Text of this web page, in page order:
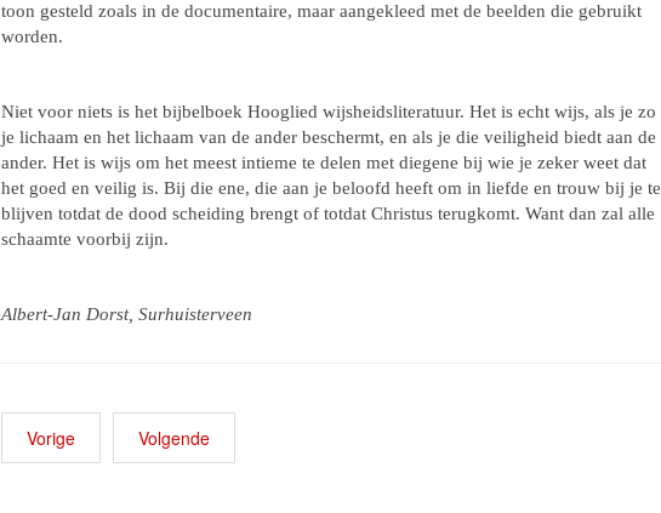
toon gesteld zoals in de documentaire, maar aangekleed met de beelden die gebruikt
worden.
Niet voor niets is het bijbelboek Hooglied wijsheidsliteratuur. Het is echt wijs, als je zo
je lichaam en het lichaam van de ander beschermt, en als je die veiligheid biedt aan de
ander. Het is wijs om het meest intieme te delen met diegene bij wie je zeker weet dat
het goed en veilig is. Bij die ene, die aan je beloofd heeft om in liefde en trouw bij je te
blijven totdat de dood scheiding brengt of totdat Christus terugkomt. Want dan zal alle
schaamte voorbij zijn.
Albert-Jan Dorst, Surhuisterveen
Vorige Volgende